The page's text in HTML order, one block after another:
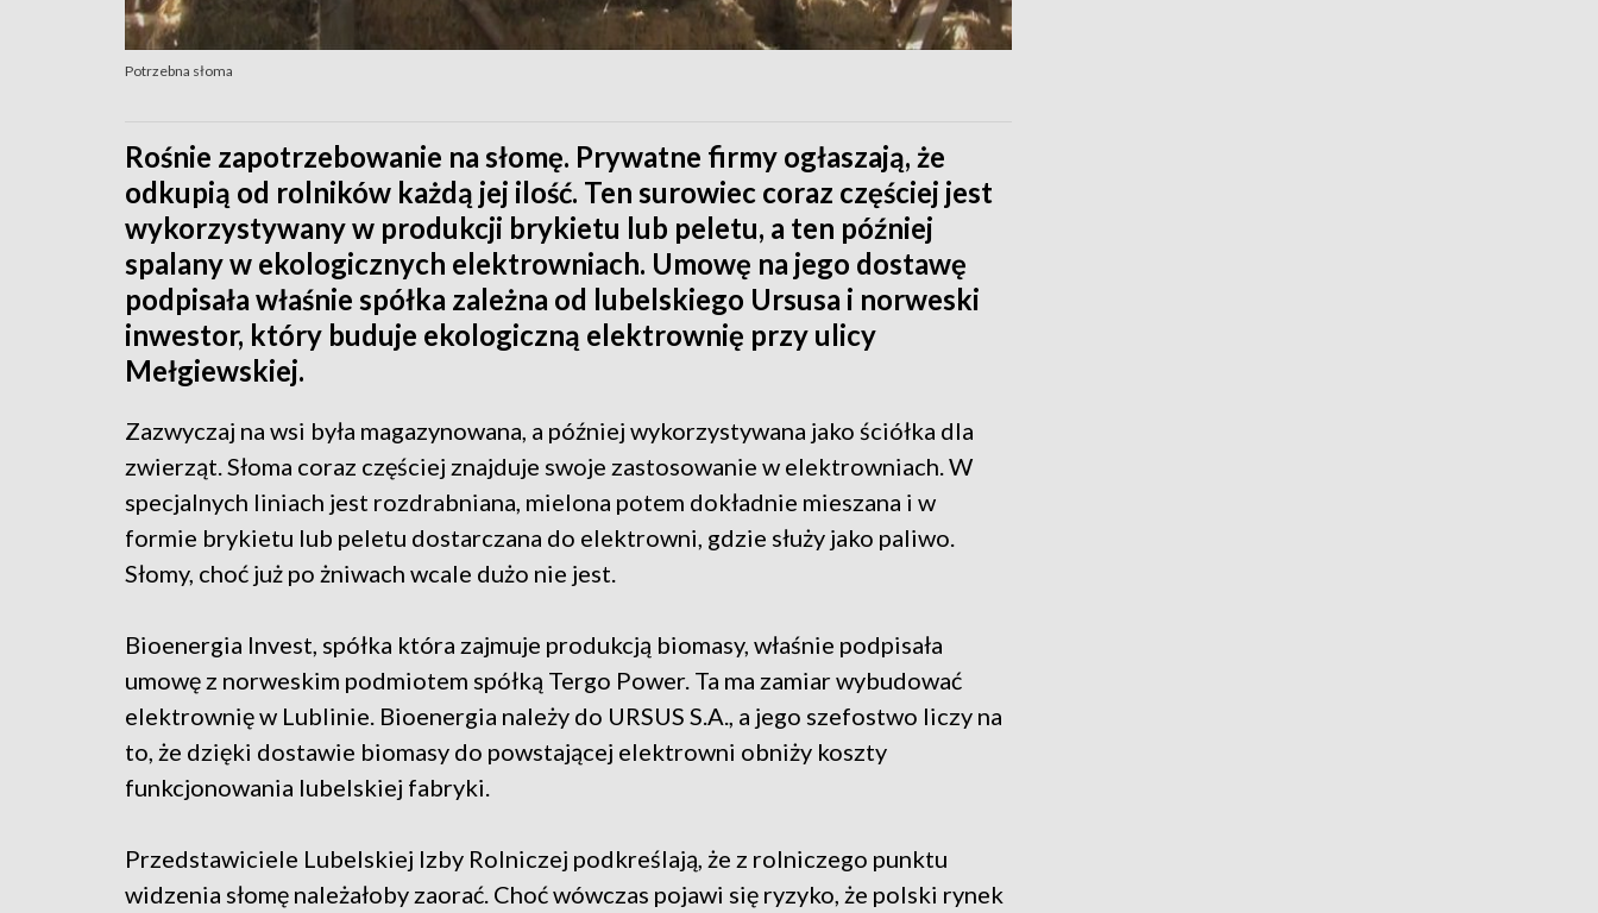
Potrzebna słoma
Rośnie zapotrzebowanie na słomę. Prywatne firmy ogłaszają, że
odkupią od rolników każdą jej ilość. Ten surowiec coraz częściej jest
wykorzystywany w produkcji brykietu lub peletu, a ten później
spalany w ekologicznych elektrowniach. Umowę na jego dostawę
podpisała właśnie spółka zależna od lubelskiego Ursusa i norweski
inwestor, który buduje ekologiczną elektrownię przy ulicy
Mełgiewskiej.
Zazwyczaj na wsi była magazynowana, a później wykorzystywana jako ściółka dla
zwierząt. Słoma coraz częściej znajduje swoje zastosowanie w elektrowniach. W
specjalnych liniach jest rozdrabniana, mielona potem dokładnie mieszana i w
formie brykietu lub peletu dostarczana do elektrowni, gdzie służy jako paliwo.
Słomy, choć już po żniwach wcale dużo nie jest.
Bioenergia Invest, spółka która zajmuje produkcją biomasy, właśnie podpisała
umowę z norweskim podmiotem spółką Tergo Power. Ta ma zamiar wybudować
elektrownię w Lublinie. Bioenergia należy do URSUS S.A., a jego szefostwo liczy na
to, że dzięki dostawie biomasy do powstającej elektrowni obniży koszty
funkcjonowania lubelskiej fabryki.
Przedstawiciele Lubelskiej Izby Rolniczej podkreślają, że z rolniczego punktu
widzenia słomę należałoby zaorać. Choć wówczas pojawi się ryzyko, że polski rynek